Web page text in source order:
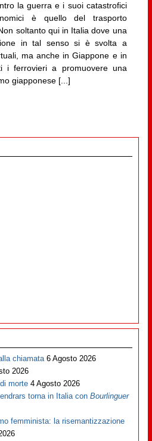
la guerra e i suoi catastrofici
è quello del trasporto
soltanto qui in Italia dove una
in tal senso si è svolta a
ma anche in Giappone e in
i ferrovieri a promuovere una
giapponese [...]
chiamata 6 Agosto 2026
2026
morte 4 Agosto 2026
torna in Italia conBourlinguer
femminista: la risemantizzazione